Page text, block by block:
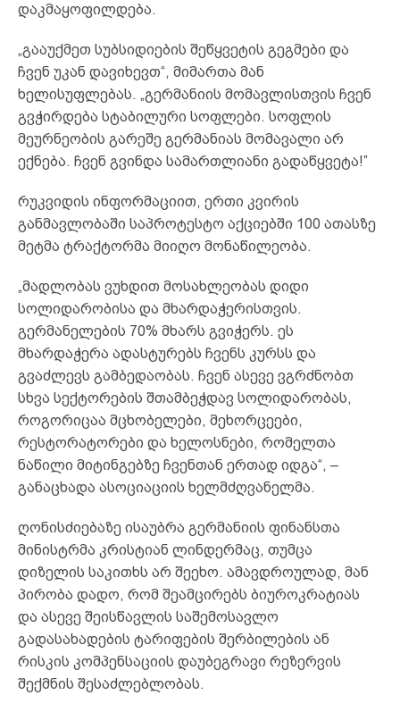
დაკმაყოფილდება.
„გააუქმეთ სუბსიდიების შეწყვეტის გეგმები და
ჩვენ უკან დავიხევთ“, მიმართა მან
ხელისუფლებას. „გერმანიის მომავლისთვის ჩვენ
გვჭირდება სტაბილური სოფლები. სოფლის
მეურნეობის გარეშე გერმანიას მომავალი არ
ექნება. ჩვენ გვინდა სამართლიანი გადაწყვეტა!”
რუკვიდის ინფორმაციით, ერთი კვირის
განმავლობაში საპროტესტო აქციებში 100 ათასზე
მეტმა ტრაქტორმა მიიღო მონაწილეობა.
„მადლობას ვუხდით მოსახლეობას დიდი
სოლიდარობისა და მხარდაჭერისთვის.
გერმანელების 70% მხარს გვიჭერს. ეს
მხარდაჭერა ადასტურებს ჩვენს კურსს და
გვაძლევს გამბედაობას. ჩვენ ასევე ვგრძნობთ
სხვა სექტორების შთამბეჭდავ სოლიდარობას,
როგორიცაა მცხობელები, მეხორცეები,
რესტორატორები და ხელოსნები, რომელთა
ნაწილი მიტინგებზე ჩვენთან ერთად იდგა“, –
განაცხადა ასოციაციის ხელმძღვანელმა.
ღონისძიებაზე ისაუბრა გერმანიის ფინანსთა
მინისტრმა კრისტიან ლინდერმაც, თუმცა
დიზელის საკითხს არ შეეხო. ამავდროულად, მან
პირობა დადო, რომ შეამცირებს ბიუროკრატიას
და ასევე შეისწავლის საშემოსავლო
გადასახადების ტარიფების შერბილების ან
რისკის კომპენსაციის დაუბეგრავი რეზერვის
შექმნის შესაძლებლობას.